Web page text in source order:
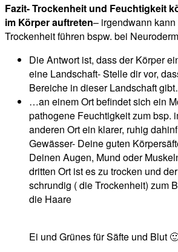
Fazit- Trockenheit und Feuchtigkeit
im Körper auftreten– irgendwann
Trockenheit führen bspw. bei
Die Antwort ist, dass der Körper
eine Landschaft- Stelle dir vor,
Bereiche in dieser Landschaft
…an einem Ort befindet sich ein
pathogene Feuchtigkeit zum bsp.
anderen Ort ein klarer, ruhig
Gewässer- Deine guten
Deinen Augen, Mund oder
dritten Ort ist es zu trocken und
schrundig ( die Trockenheit) zum
die Haare
Ei und Grünes für Säfte und Blut